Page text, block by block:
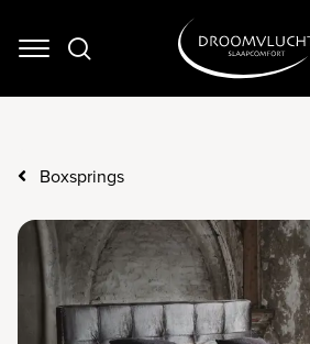
Navigation
Boxsprings